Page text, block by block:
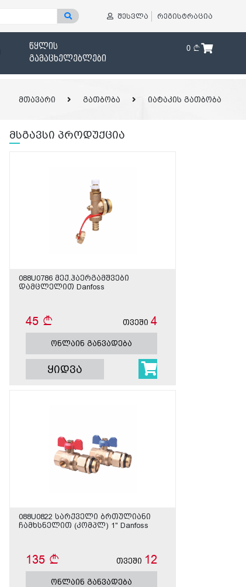
შესვლა რეგისტრაცია
წყლის
გამაცხელებლები
0
მთავარი გათბობა იატაკის გათბობა
მსგავსი პროდუქცია
088U0786 მექ.ჰაერგამშვები
დამცლელით Danfoss
45 თვეში 4
ონლაინ განვადება
ყიდვა
088U0822 სარქველი ბრთულიანი
ჩამხსნელით (კომპლ) 1" Danfoss
135 თვეში 12
ონლაინ განვადება